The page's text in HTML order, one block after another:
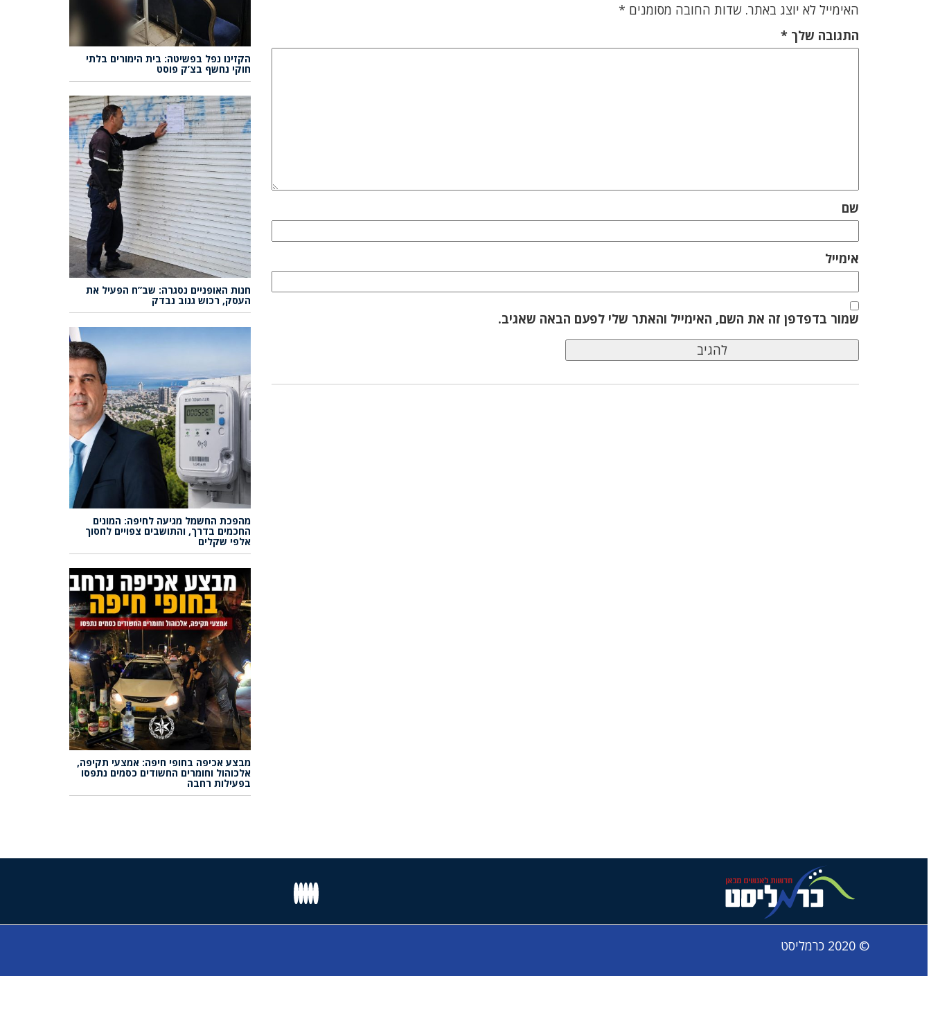
האימייל לא יוצג באתר. שדות החובה מסומנים *
התגובה שלך*
שם
אימייל
שמור בדפדפן זה את השם, האימייל והאתר שלי לפעם הבאה שאגיב.
הקזינו נפל בפשיטה: בית הימורים בלתי
חוקי נחשף בצ’ק פוסט
חנות האופניים נסגרה: שב”ח הפעיל את
העסק, רכוש גנוב נבדק
מהפכת החשמל מגיעה לחיפה: המונים
החכמים בדרך, והתושבים צפויים לחסוך
אלפי שקלים
מבצע אכיפה בחופי חיפה: אמצעי תקיפה,
אלכוהול וחומרים החשודים כסמים נתפסו
בפעילות רחבה
© 2020 כרמליסט